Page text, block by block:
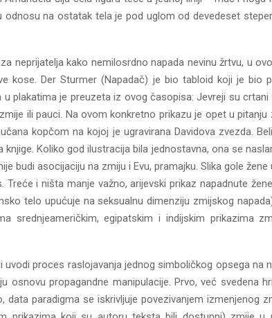
na ostatak tela je pod uglom od devedeset
neprijatelja kako nemilosrdno napada nevinu žrtvu, u
kose. Der Sturmer (Napadač) je bio tabloid koji je
plakatima je preuzeta iz ovog časopisa: Jevreji su
ili pauci. Na ovom konkretno prikazu je opet u
kopčom na kojoj je ugravirana Davidova zvezda.
Koliko god ilustracija bila jednostavna, ona se
budi asocijaciju na zmiju i Evu, pramajku. Slika gole
i ništa manje važno, arijevski prikaz napadnute
telo upućuje na seksualnu dimenziju zmijskog
srednjeameričkim, egipatskim i indijskim prikazima
proces raslojavanja jednog simboličkog opsega na
osnovu propagandne manipulacije. Prvo, već svedena
data paradigma se iskrivljuje povezivanjem izmenjenog